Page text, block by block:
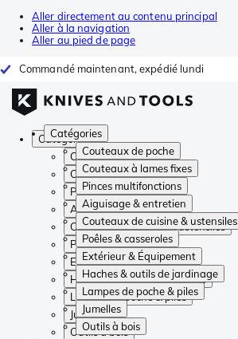
Aller directement au contenu principal
Aller à la navigation
Aller au pied de page
Commandé maintenant, expédié lundi
Catégories
Couteaux de poche
Couteaux à lames fixes
Pinces multifonctions
Aiguisage & entretien
Couteaux de cuisine & ustensiles
Poêles & casseroles
Extérieur & Équipement
Haches & outils de jardinage
Lampes de poche & piles
Jumelles
Outils à bois
Catégories
Couteaux de poche
Couteaux à lames fixes
Pinces multifonctions
Aiguisage & entretien
Couteaux de cuisine & ustensiles
Poêles & casseroles
Extérieur & Équipement
Haches & outils de jardinage
Lampes de poche & piles
Jumelles
Outils à bois